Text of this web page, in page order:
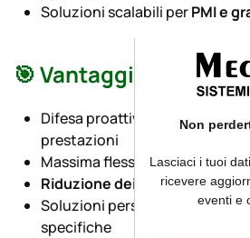
Soluzioni scalabili perPMI e
🎯 Vantaggi ESET per
Difesa proattiva con impatto
prestazioni
Massima flessibilità e controllo
Riduzione dei costi di
Soluzioni personalizzabili in
specifiche
Non
Lasciaci i tuoi
ricevere
eventi e